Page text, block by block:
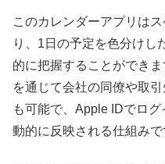
このカレンダーアプリは
り、1日の予定を色分けし
的に把握することができ
を通じて会社の同僚や取
も可能で、Apple IDでロ
動的に反映される仕組みで